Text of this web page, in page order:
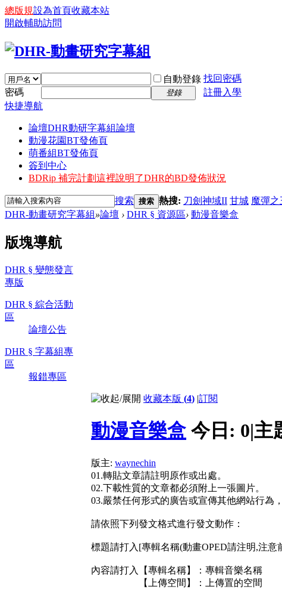
總版規設為首頁收藏本站
開啟輔助訪問
自動登錄 找回密碼
密碼
登錄
註冊入學
快捷導航
論壇DHR動研字幕組論壇
動漫花園BT發佈頁
萌番組BT發佈頁
簽到中心
BDRip 補完計劃這裡說明了DHR的BD發佈狀況
搜索 搜索 熱搜: 刀劍神域II 甘城 魔彈之
DHR-動畫研究字幕組»論壇 › DHR § 資源區› 動漫音樂盒
版塊導航
DHR § 變態發言
專版
DHR § 綜合活動
區
論壇公告
DHR § 字幕組專
區
報錯專區
收藏本版 (4) |訂閱
動漫音樂盒 今日: 0|主
版主: waynechin
01.轉貼文章請註明原作或出處。
02.下載性質的文章都必須附上一張圖片。
03.嚴禁任何形式的廣告或宣傳其他網站行為
請依照下列發文格式進行發文動作：
標題請打入[專輯名稱(動畫OPED請注明,注
內容請打入【專輯名稱】：專輯音樂名稱
【上傳空間】：上傳置的空間